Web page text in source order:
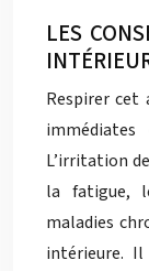
LES
Respirer cet
L’irritation
la fatigue,
maladies
intérieure.